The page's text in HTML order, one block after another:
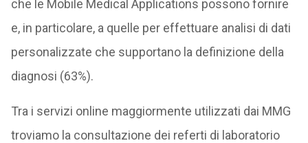
che le Mobile Medical Applications possono fornire
e, in particolare, a quelle per effettuare analisi di dati
personalizzate che supportano la definizione della
diagnosi (63%).
Tra i servizi online maggiormente utilizzati dai MMG
troviamo la consultazione dei referti di laboratorio